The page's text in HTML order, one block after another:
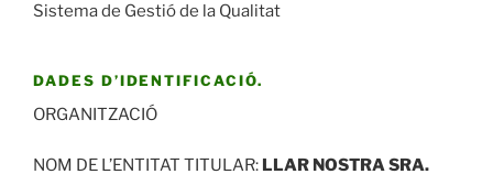
Sistema de Gestió de la Qualitat
DADES D’IDENTIFICACIÓ.
ORGANITZACIÓ
NOM DE L’ENTITAT TITULAR: LLAR NOSTRA SRA.